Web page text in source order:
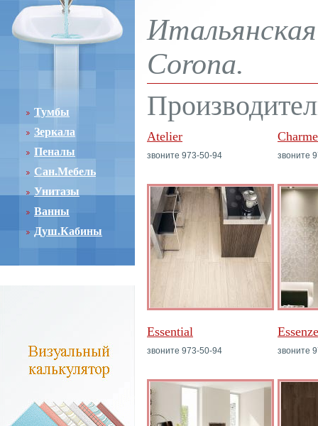
Тумбы
Зеркала
Пеналы
Сан.Мебель
Унитазы
Ванны
Душ.Кабины
Corona.
Atelier
звоните 973-50-94
Charme
звоните
Essential
звоните 973-50-94 звоните